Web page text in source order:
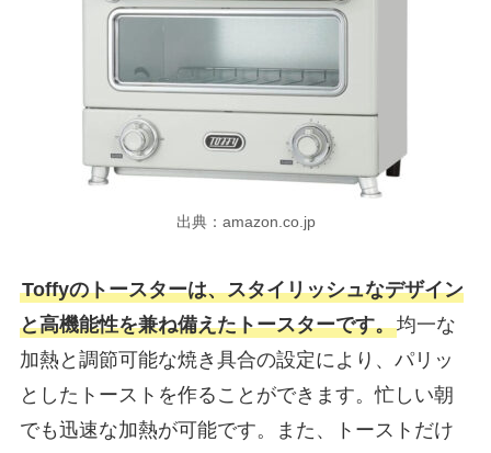
出典：amazon.co.jp
Toffyのトースターは、スタイリッシュなデザイン
と高機能性を兼ね備えたトースターです。均一な
加熱と調節可能な焼き具合の設定により、パリッ
としたトーストを作ることができます。忙しい朝
でも迅速な加熱が可能です。また、トーストだけ